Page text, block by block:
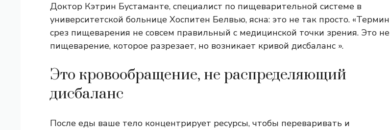
Доктор Кэтрин Бустаманте, специалист по пищеварительной системе в
университетской больнице Хоспитен Белвью, ясна: это не так просто. «Термин
срез пищеварения не совсем правильный с медицинской точки зрения. Это не
пищеварение, которое разрезает, но возникает кривой дисбаланс ».
Это кровообращение, не распределяющий
дисбаланс
После еды ваше тело концентрирует ресурсы, чтобы переваривать и